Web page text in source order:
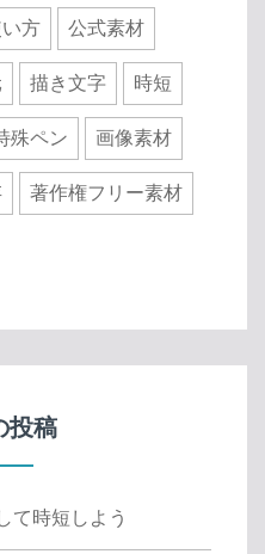
方 公式素材
描き文字 時短
殊ペン 画像素材
著作権フリー素材
投稿
て時短しよう